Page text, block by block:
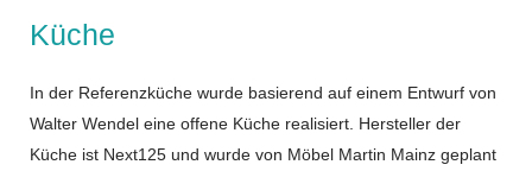
Küche
In der Referenzküche wurde basierend auf einem Entwurf von
Walter Wendel eine offene Küche realisiert. Hersteller der
Küche ist Next125 und wurde von Möbel Martin Mainz geplant